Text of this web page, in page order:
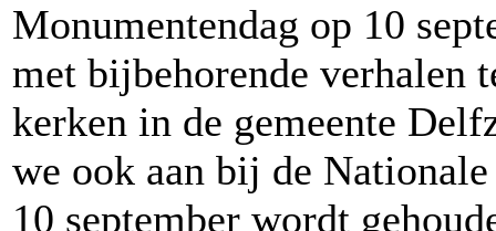
Monumentendag op 10
met bijbehorende verhalen
kerken in de gemeente
we ook aan bij de
10 september wordt